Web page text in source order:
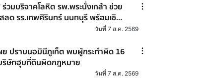
วมบริจาคโลหิต รพ.พระนั่งเกล้า ช่วย
ลด รร.เทพศิรินทร์ นนทบุรี พร้อมเชิญ
วมต่อลมหายใจผู้บาดเจ็บ
วันที่ 7 ส.ค. 2569
ย ปราบนอมินีภูเก็ต พบผู้กระทำผิด 16
ริษัทฮุบที่ดินผิดกฎหมาย
วันที่ 7 ส.ค. 2569